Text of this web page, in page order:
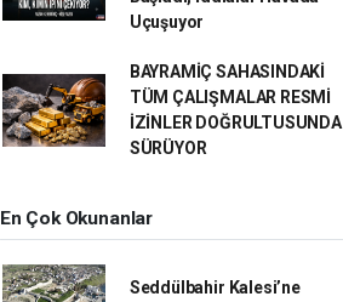
Uçuşuyor
BAYRAMİÇ SAHASINDAKİ
TÜM ÇALIŞMALAR RESMİ
İZİNLER DOĞRULTUSUNDA
SÜRÜYOR
En Çok Okunanlar
Seddülbahir Kalesi’ne